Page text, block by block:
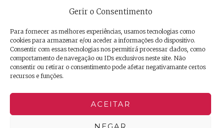
Gerir o Consentimento
Para fornecer as melhores experiências, usamos tecnologias como
cookies para armazenar e/ou aceder a informações do dispositivo.
Consentir com essas tecnologias nos permitirá processar dados, como
comportamento de navegação ou IDs exclusivos neste site. Não
consentir ou retirar o consentimento pode afetar negativamante certos
recursos e funções.
ACEITAR
NEGAR
Aberto de terça-feira a domingo
Das 10h às 18h
Última entrada às 17h30
Facebook
TwitterInstagram
Trip